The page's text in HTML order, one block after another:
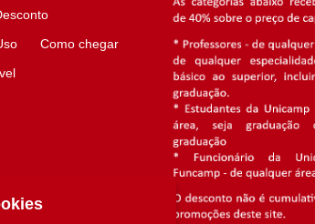
Como chegar